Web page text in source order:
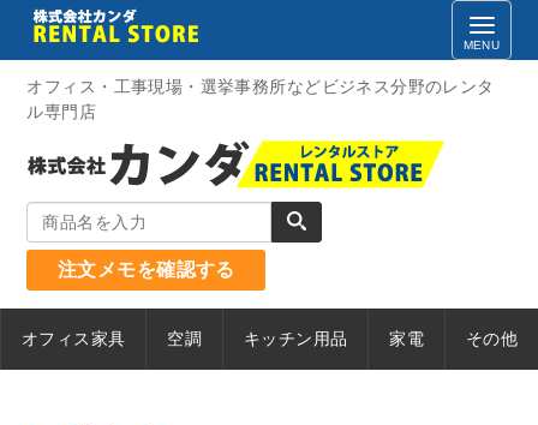
content
オフィス・工事現場・選挙事務所などビジネス分野のレンタ
ル専門店
注文メモを確認する
オフィス家具 空調 キッチン用品 家電 その他